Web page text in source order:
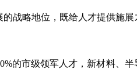
战略地位，既给人才提供施
的市级领军人才，新材料、